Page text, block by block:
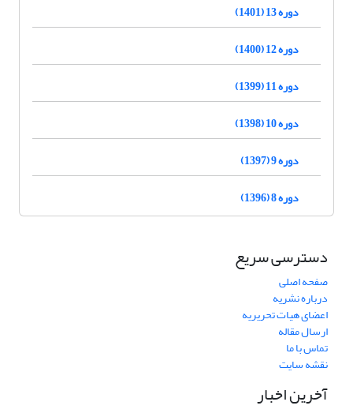
دوره 13 (1401)
دوره 12 (1400)
دوره 11 (1399)
دوره 10 (1398)
دوره 9 (1397)
دوره 8 (1396)
دسترسی سریع
صفحه اصلی
درباره نشریه
اعضای هیات تحریریه
ارسال مقاله
تماس با ما
نقشه سایت
آخرین اخبار